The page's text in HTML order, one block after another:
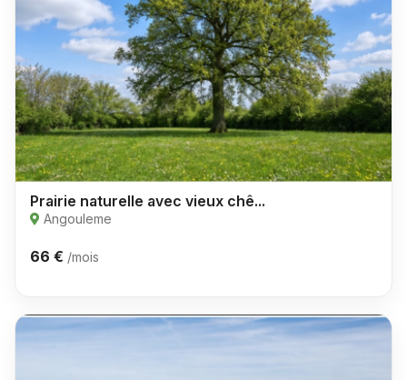
Prairie naturelle avec vieux chê...
Angouleme
66 € /mois